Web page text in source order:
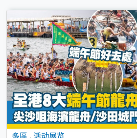
多區 . 活动展览